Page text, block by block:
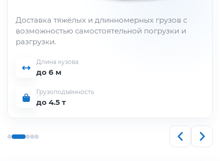
Доставка тяжёлых и длинномерных грузов с
возможностью самостоятельной погрузки и
разгрузки.
Длина кузова
до 6 м
Грузоподъёмность
до 4.5 т